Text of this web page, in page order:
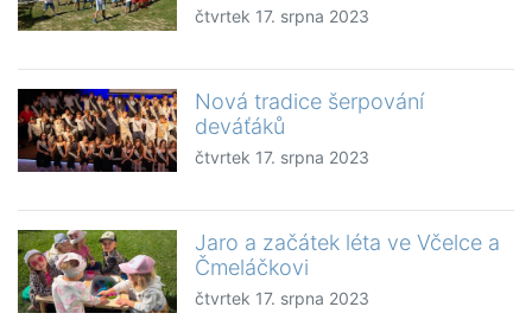
čtvrtek 17. srpna 2023
Nová tradice šerpování
deváťáků
čtvrtek 17. srpna 2023
Jaro a začátek léta ve Včelce a
Čmeláčkovi
čtvrtek 17. srpna 2023